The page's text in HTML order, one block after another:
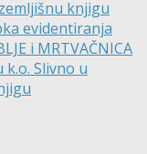
knjigu
evidentiranja
i MRTVAČNICA
k.o. Slivno u